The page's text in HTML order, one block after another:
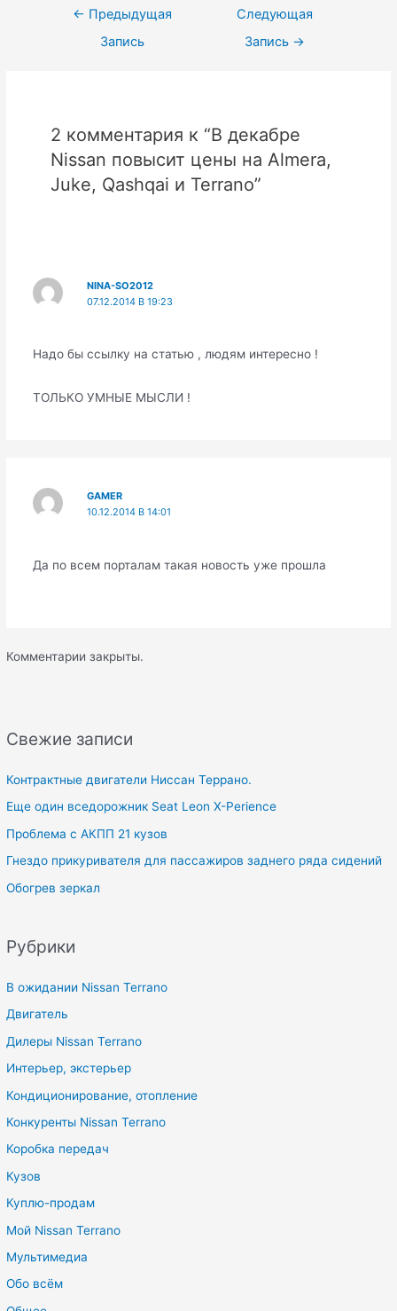
Свежие записи
Контрактные двигатели Ниссан Террано.
Еще один вседорожник Seat Leon X-Perience
Проблема с АКПП 21 кузов
Гнездо прикуривателя для пассажиров заднего ряда сидений
Обогрев зеркал
Рубрики
В ожидании Nissan Terrano
Двигатель
Дилеры Nissan Terrano
Интерьер, экстерьер
Кондиционирование, отопление
Конкуренты Nissan Terrano
Коробка передач
Кузов
Куплю-продам
Мой Nissan Terrano
Мультимедиа
Обо всём
Навигация
← Предыдущая
Запись
Следующая
Запись →
2 комментария к “В декабре
Nissan повысит цены на Almera,
Juke, Qashqai и Terrano”
NINA-SO2012
07.12.2014 В 19:23
Надо бы ссылку на статью , людям интересно !
ТОЛЬКО УМНЫЕ МЫСЛИ !
GAMER
10.12.2014 В 14:01
Да по всем порталам такая новость уже прошла
Комментарии закрыты.